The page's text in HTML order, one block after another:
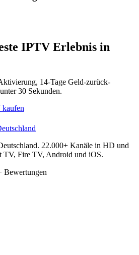
IPTV Erlebnis in
14-Tage Geld-zurück-
30 Sekunden.
kaufen
22.000+ Kanäle in HD und
TV, Fire TV, Android und iOS.
Bewertungen